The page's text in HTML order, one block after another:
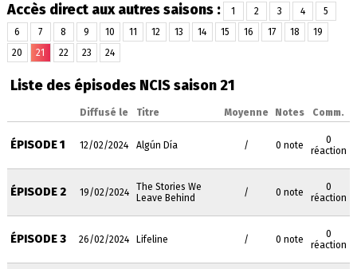
Accès direct aux autres saisons : 1 2 3 4
5
6
7 8 9 10 11 12 13 14 15 16 17 18
19
20
21 22 23 24
Liste des épisodes NCIS saison 21
Diffusé le Titre Moyenne Notes Comm.
ÉPISODE 1 12/02/2024 Algún Día / 0 note
0
réaction
ÉPISODE 2 19/02/2024
The Stories We
Leave Behind
/ 0 note
0
réaction
ÉPISODE 3 26/02/2024 Lifeline / 0 note
0
réaction